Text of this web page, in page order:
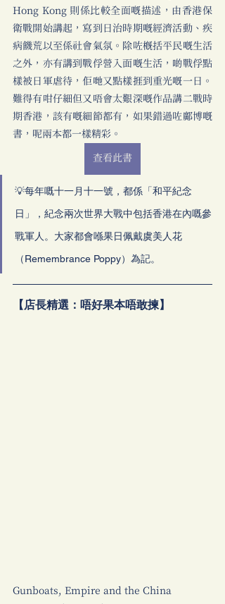
Hong Kong 則係比較全面嘅描述，由香港保
衛戰開始講起，寫到日治時期嘅經濟活動、疾
病饑荒以至係社會氣氛。除咗概括平民嘅生活
之外，亦有講到戰俘營入面嘅生活，啲戰俘點
樣被日軍虐待，佢哋又點樣捱到重光嘅一日。
難得有咁仔細但又唔會太艱深嘅作品講二戰時
期香港，該有嘅細節都有，如果錯過咗鄺博嘅
書，呢兩本都一樣精彩。
查看此書
💡每年嘅十一月十一號，都係「和平紀念
日」，紀念兩次世界大戰中包括香港在內嘅參
戰軍人。大家都會喺果日佩戴虞美人花
（Remembrance Poppy）為記。
【店長精選：唔好果本唔敢揀】
Gunboats, Empire and the China